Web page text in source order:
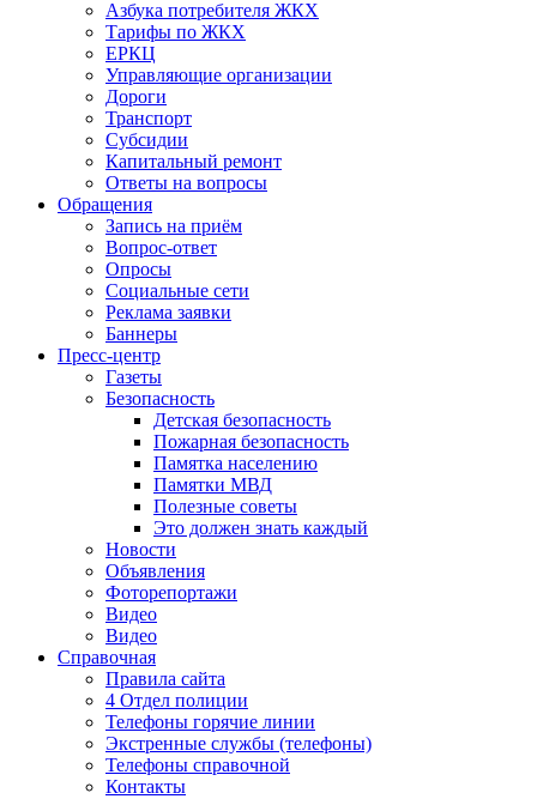
Азбука потребителя ЖКХ
Тарифы по ЖКХ
ЕРКЦ
Управляющие организации
Дороги
Транспорт
Субсидии
Капитальный ремонт
Ответы на вопросы
Обращения
Запись на приём
Вопрос-ответ
Опросы
Социальные сети
Реклама заявки
Баннеры
Пресс-центр
Газеты
Безопасность
Детская безопасность
Пожарная безопасность
Памятка населению
Памятки МВД
Полезные советы
Это должен знать каждый
Новости
Объявления
Фоторепортажи
Видео
Видео
Справочная
Правила сайта
4 Отдел полиции
Телефоны горячие линии
Экстренные службы (телефоны)
Телефоны справочной
Контакты